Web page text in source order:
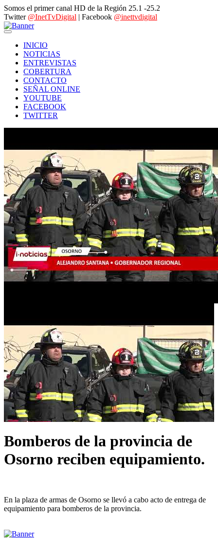
Somos el primer canal HD de la Región 25.1 -25.2
Twitter @InetTvDigital | Facebook @inettvdigital
INICIO
NOTICIAS
ENTREVISTAS
COBERTURA
CONTACTO
SEÑAL ONLINE
YOUTUBE
FACEBOOK
TWITTER
Bomberos de la provincia de
Osorno reciben equipamiento.
En la plaza de armas de Osorno se llevó a cabo acto de entrega de
equipamiento para bomberos de la provincia.